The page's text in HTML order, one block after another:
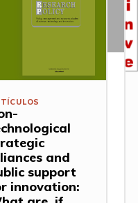
and
support
innovation: